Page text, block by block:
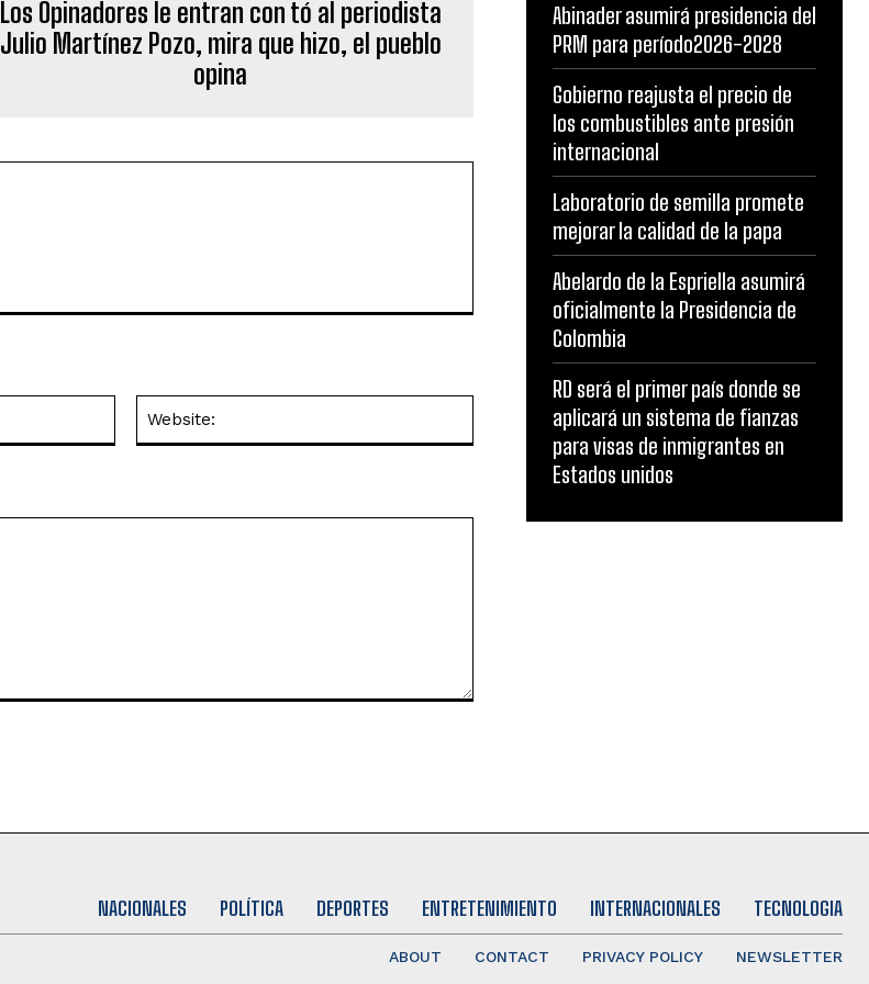
Los Opinadores le entran con tó al periodista
Julio Martínez Pozo, mira que hizo, el pueblo
opina
Abinader asumirá presidencia del
PRM para período2026-2028
Gobierno reajusta el precio de
los combustibles ante presión
internacional
Laboratorio de semilla promete
mejorar la calidad de la papa
Abelardo de la Espriella asumirá
oficialmente la Presidencia de
Colombia
RD será el primer país donde se
aplicará un sistema de fianzas
para visas de inmigrantes en
Estados unidos
NACIONALES POLÍTICA DEPORTES ENTRETENIMIENTO INTERNACIONALES TECNOLOGIA
ABOUT CONTACT PRIVACY POLICY NEWSLETTER